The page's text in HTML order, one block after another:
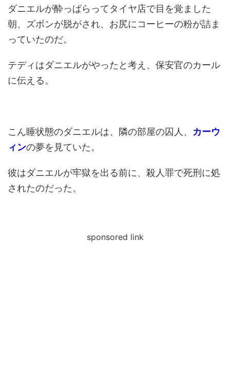
ダニエルが酔っぱらってタイヤ店で目を覚ました
朝、ズボンが脱がされ、お尻にコーヒーの粉が詰ま
っていたのだ。
テディはダニエルがやったと考え、保安官のカール
に伝える。
こん睡状態のダニエルは、隣の部屋の囚人、 カーウ
ィンの夢を見ていた。
彼はダニエルが牢獄を出る前に、殺人罪で死刑に処
されたのだった。
sponsored link